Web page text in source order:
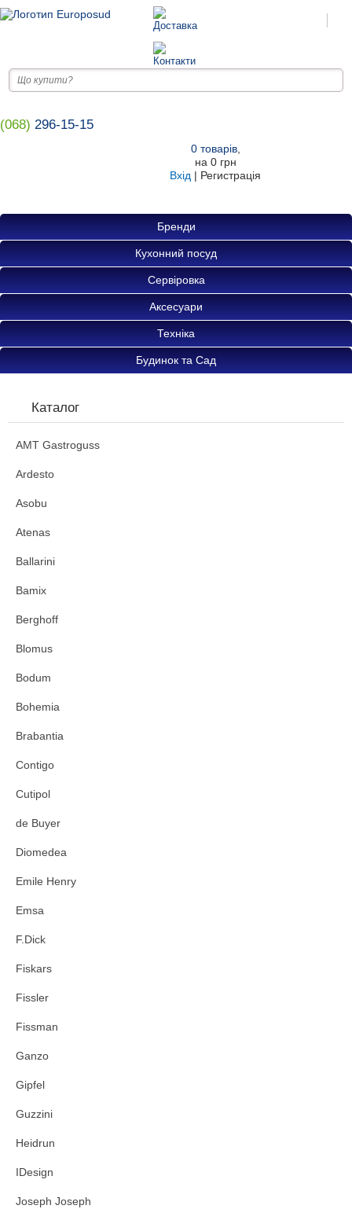
(068) 296-15-15
0товарів,
на 0 грн
Вхід | Регистрація
Бренди
Кухонний посуд
Сервіровка
Аксесуари
Техніка
Будинок та Сад
Каталог
AMT Gastroguss
Ardesto
Asobu
Atenas
Ballarini
Bamix
Berghoff
Blomus
Bodum
Bohemia
Brabantia
Contigo
Cutipol
de Buyer
Diomedea
Emile Henry
Emsa
F.Dick
Fiskars
Fissler
Fissman
Ganzo
Gipfel
Guzzini
Heidrun
IDesign
Joseph Joseph